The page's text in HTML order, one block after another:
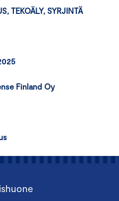
TEKOÄLY, SYRJINTÄ
Finland Oy